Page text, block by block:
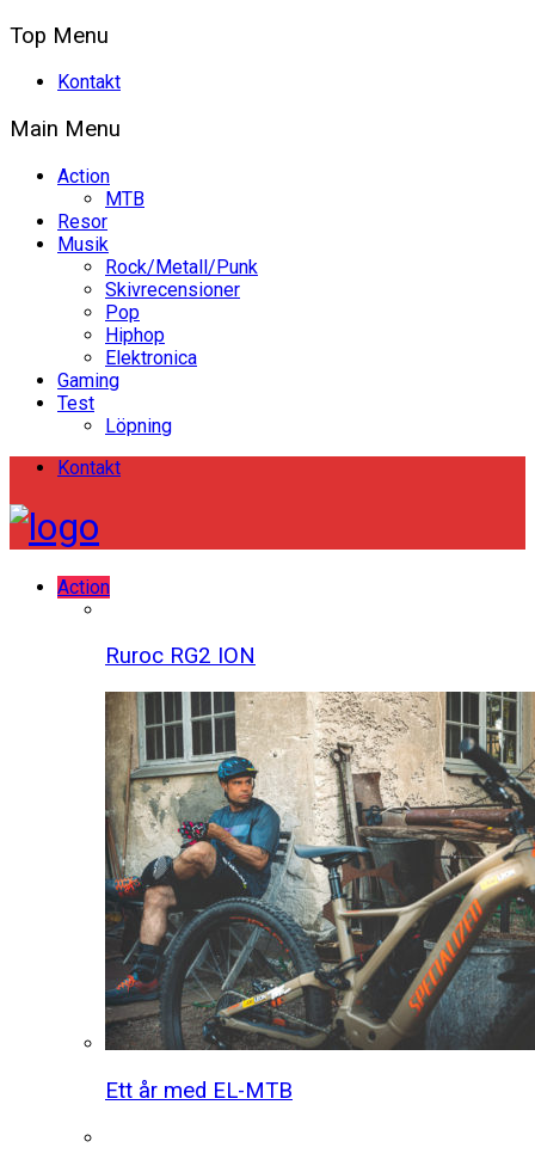
Top Menu
Kontakt
Main Menu
Action
MTB
Resor
Musik
Rock/Metall/Punk
Skivrecensioner
Pop
Hiphop
Elektronica
Gaming
Test
Löpning
Kontakt
Action
Ruroc RG2 ION
Ett år med EL-MTB